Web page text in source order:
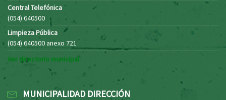
Central Telefónica
(054) 640500
Limpieza Pública
(054) 640500 anexo 721
Ver directorio municipal
MUNICIPALIDAD DIRECCIÓN